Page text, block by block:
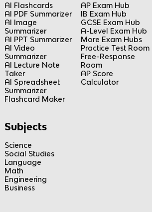
AI Flashcards
AI PDF Summarizer
AI Image
Summarizer
AI PPT Summarizer
AI Video
Summarizer
AI Lecture Note
Taker
AI Spreadsheet
Summarizer
Flashcard Maker
AP Exam Hub
IB Exam Hub
GCSE Exam Hub
A-Level Exam Hub
More Exam Hubs
Practice Test Room
Free-Response
Room
AP Score
Calculator
Subjects
Science
Social Studies
Language
Math
Engineering
Business